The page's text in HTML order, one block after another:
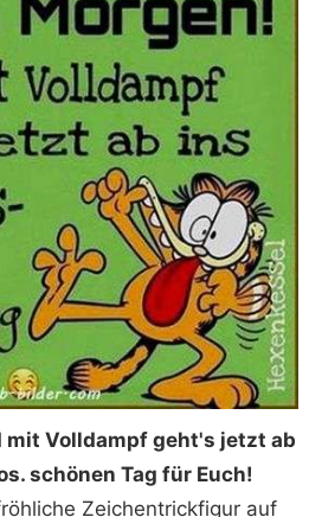
mit Volldampf geht's jetzt ab
schönen Tag für Euch!
Zeichentrickfigur auf